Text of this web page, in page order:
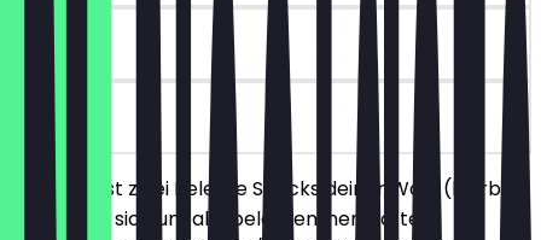
30 Tage
vor Ort
Du bestellst zwei Belegte Snacks deiner Wahl (hierbei
handelt es sich um alle belegten, herzhaften